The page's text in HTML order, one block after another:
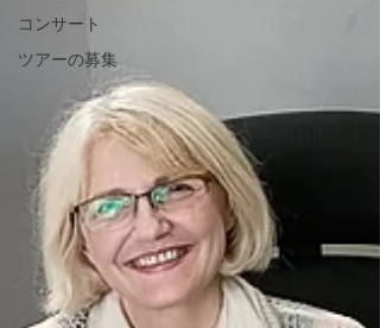
コンサート
ツアーの募集